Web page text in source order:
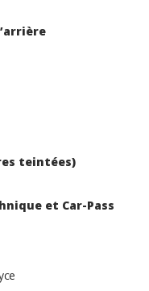
teintées)
et Car-Pass